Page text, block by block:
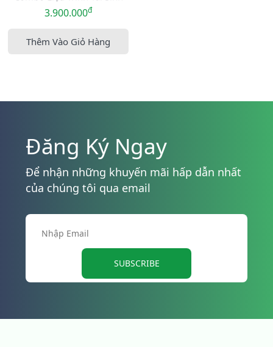
3.900.000đ
Thêm Vào Giỏ Hàng
Đăng Ký Ngay
Để nhận những khuyến mãi hấp dẫn nhất
của chúng tôi qua email
SUBSCRIBE